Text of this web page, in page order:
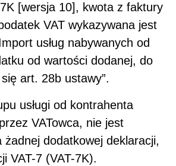
[wersja 10], kwota z faktury
VAT wykazywana jest
usług nabywanych od
od wartości dodanej, do
art. 28b ustawy”.
usługi od kontrahenta
VATowca, nie jest
żadnej dodatkowej deklaracji,
VAT-7 (VAT-7K).